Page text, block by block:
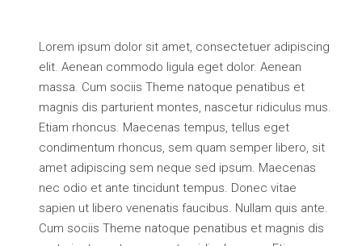
Lorem ipsum dolor sit amet, consectetuer adipiscing
elit. Aenean commodo ligula eget dolor. Aenean
massa. Cum sociis Theme natoque penatibus et
magnis dis parturient montes, nascetur ridiculus mus.
Etiam rhoncus. Maecenas tempus, tellus eget
condimentum rhoncus, sem quam semper libero, sit
amet adipiscing sem neque sed ipsum. Maecenas
nec odio et ante tincidunt tempus. Donec vitae
sapien ut libero venenatis faucibus. Nullam quis ante.
Cum sociis Theme natoque penatibus et magnis dis